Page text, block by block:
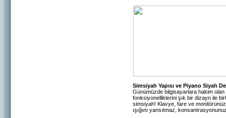
Simsiyah Yapısı ve Piyano Siyah
Günümüzde bilgisayarlara hakim
fonksiyonelliklerini şık bir dizayn ile
simsiyah! Klavye, fare ve
ışığını yansıtmaz,